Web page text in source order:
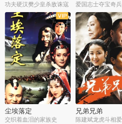
功夫硬汉樊少皇杀敌诛寇 爱国志士夺宝奇兵
全25集
尘埃落定
交织着血泪的家族史
全50集
兄弟兄弟
陈建斌龙虎斗相